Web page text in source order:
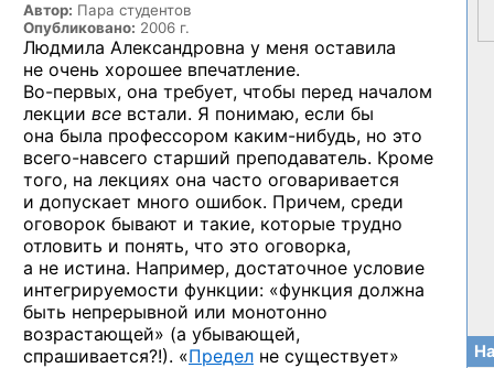
Автор: Пара студентов
Опубликовано: 2006 г.
Людмила Александровна у меня оставила
не очень хорошее впечатление.
Во-первых, она требует, чтобы перед началом
лекции все встали. Я понимаю, если бы
она была профессором каким-нибудь, но это
всего-навсего старший преподаватель. Кроме
того, на лекциях она часто оговаривается
и допускает много ошибок. Причем, среди
оговорок бывают и такие, которые трудно
отловить и понять, что это оговорка,
а не истина. Например, достаточное условие
интегрируемости функции: «функция должна
быть непрерывной или монотонно
возрастающей» (а убывающей,
спрашивается?!). «Предел не существует»